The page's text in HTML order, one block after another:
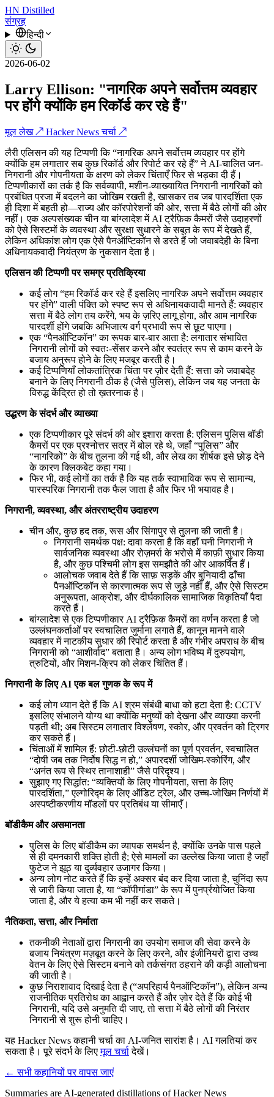
HN Distilled
संग्रह
हिन्दी
2026-06-02
Larry Ellison: "नागरिक अपने सर्वोत्तम व्यवहार
पर होंगे क्योंकि हम रिकॉर्ड कर रहे हैं"
मूल लेख ↗ Hacker News चर्चा ↗
लैरी एलिसन की यह टिप्पणी कि “नागरिक अपने सर्वोत्तम व्यवहार पर होंगे
क्योंकि हम लगातार सब कुछ रिकॉर्ड और रिपोर्ट कर रहे हैं” ने AI-चालित जन-
निगरानी और गोपनीयता के क्षरण को लेकर चिंताएँ फिर से भड़का दी हैं।
टिप्पणीकारों का तर्क है कि सर्वव्यापी, मशीन-व्याख्यायित निगरानी नागरिकों को
प्रबंधित प्रजा में बदलने का जोखिम रखती है, खासकर तब जब पारदर्शिता एक
ही दिशा में बहती हो—राज्य और कॉरपोरेशनों की ओर, सत्ता में बैठे लोगों की ओर
नहीं। एक अल्पसंख्यक चीन या बांग्लादेश में AI ट्रैफ़िक कैमरों जैसे उदाहरणों
को ऐसे सिस्टमों के व्यवस्था और सुरक्षा सुधारने के सबूत के रूप में देखते हैं,
लेकिन अधिकांश लोग एक ऐसे पैनऑप्टिकॉन से डरते हैं जो जवाबदेही के बिना
अधिनायकवादी नियंत्रण के नुकसान देता है।
एलिसन की टिप्पणी पर समग्र प्रतिक्रिया
कई लोग “हम रिकॉर्ड कर रहे हैं इसलिए नागरिक अपने सर्वोत्तम व्यवहार
पर होंगे” वाली पंक्ति को स्पष्ट रूप से अधिनायकवादी मानते हैं: व्यवहार
सत्ता में बैठे लोग तय करेंगे, भय के ज़रिए लागू होगा, और आम नागरिक
पारदर्शी होंगे जबकि अभिजात्य वर्ग प्रभावी रूप से छूट पाएगा।
एक “पैनऑप्टिकॉन” का रूपक बार-बार आता है: लगातार संभावित
निगरानी लोगों को स्वतः-सेंसर करने और स्वतंत्र रूप से काम करने के
बजाय अनुरूप होने के लिए मजबूर करती है।
कई टिप्पणियाँ लोकतांत्रिक चिंता पर ज़ोर देती हैं: सत्ता को जवाबदेह
बनाने के लिए निगरानी ठीक है (जैसे पुलिस), लेकिन जब यह जनता के
विरुद्ध केंद्रित हो तो ख़तरनाक है।
उद्धरण के संदर्भ और व्याख्या
एक टिप्पणीकार पूरे संदर्भ की ओर इशारा करता है: एलिसन पुलिस बॉडी
कैमरों पर एक प्रश्नोत्तर सत्र में बोल रहे थे, जहाँ “पुलिस” और
“नागरिकों” के बीच तुलना की गई थी, और लेख का शीर्षक इसे छोड़ देने
के कारण क्लिकबेट कहा गया।
फिर भी, कई लोगों का तर्क है कि यह तर्क स्वाभाविक रूप से सामान्य,
पारस्परिक निगरानी तक फैल जाता है और फिर भी भयावह है।
निगरानी, व्यवस्था, और अंतरराष्ट्रीय उदाहरण
चीन और, कुछ हद तक, रूस और सिंगापुर से तुलना की जाती है।
निगरानी समर्थक पक्ष: दावा करता है कि वहाँ घनी निगरानी ने
सार्वजनिक व्यवस्था और रोज़मर्रा के भरोसे में काफ़ी सुधार किया
है, और कुछ पश्चिमी लोग इस समझौते की ओर आकर्षित हैं।
आलोचक जवाब देते हैं कि साफ़ सड़कें और बुनियादी ढाँचा
पैनऑप्टिकॉन से कारणात्मक रूप से जुड़े नहीं हैं, और ऐसे सिस्टम
अनुरूपता, आक्रोश, और दीर्घकालिक सामाजिक विकृतियाँ पैदा
करते हैं।
बांग्लादेश से एक टिप्पणीकार AI ट्रैफ़िक कैमरों का वर्णन करता है जो
उल्लंघनकर्ताओं पर स्वचालित जुर्माना लगाते हैं, कानून मानने वाले
व्यवहार में नाटकीय सुधार की रिपोर्ट करता है और गंभीर अपराध के बीच
निगरानी को “आशीर्वाद” बताता है। अन्य लोग भविष्य में दुरुपयोग,
त्रुटियों, और मिशन-क्रिप को लेकर चिंतित हैं।
निगरानी के लिए AI एक बल गुणक के रूप में
कई लोग ध्यान देते हैं कि AI श्रम संबंधी बाधा को हटा देता है: CCTV
इसलिए संभालने योग्य था क्योंकि मनुष्यों को देखना और व्याख्या करनी
पड़ती थी; अब सिस्टम लगातार विश्लेषण, स्कोर, और प्रवर्तन को ट्रिगर
कर सकते हैं।
चिंताओं में शामिल हैं: छोटी-छोटी उल्लंघनों का पूर्ण प्रवर्तन, स्वचालित
“दोषी जब तक निर्दोष सिद्ध न हो,” अपारदर्शी जोखिम-स्कोरिंग, और
“अनंत रूप से स्थिर तानाशाही” जैसे परिदृश्य।
सुझाए गए सिद्धांत: “व्यक्तियों के लिए गोपनीयता, सत्ता के लिए
पारदर्शिता,” एल्गोरिद्म के लिए ऑडिट ट्रेल, और उच्च-जोखिम निर्णयों में
अस्पष्टीकरणीय मॉडलों पर प्रतिबंध या सीमाएँ।
बॉडीकैम और असमानता
पुलिस के लिए बॉडीकैम का व्यापक समर्थन है, क्योंकि उनके पास पहले
से ही दमनकारी शक्ति होती है; ऐसे मामलों का उल्लेख किया जाता है जहाँ
फुटेज ने झूठ या दुर्व्यवहार उजागर किया।
अन्य लोग नोट करते हैं कि इन्हें अक्सर बंद कर दिया जाता है, चुनिंदा रूप
से जारी किया जाता है, या “कॉपीगांडा” के रूप में पुनर्प्रयोजित किया
जाता है, और ये हत्या कम भी नहीं कर सकते।
नैतिकता, सत्ता, और निर्माता
तकनीकी नेताओं द्वारा निगरानी का उपयोग समाज की सेवा करने के
बजाय नियंत्रण मज़बूत करने के लिए करने, और इंजीनियरों द्वारा उच्च
वेतन के लिए ऐसे सिस्टम बनाने को तर्कसंगत ठहराने की कड़ी आलोचना
की जाती है।
कुछ निराशावाद दिखाई देता है (“अपरिहार्य पैनऑप्टिकॉन”), लेकिन अन्य
राजनीतिक प्रतिरोध का आह्वान करते हैं और ज़ोर देते हैं कि कोई भी
निगरानी, यदि उसे अनुमति दी जाए, तो सत्ता में बैठे लोगों की निरंतर
निगरानी से शुरू होनी चाहिए।
यह Hacker News कहानी चर्चा का AI-जनित सारांश है। AI गलतियां कर
सकता है। पूरे संदर्भ के लिएमूल चर्चादेखें।
← सभी कहानियों पर वापस जाएं
Summaries are AI-generated distillations of Hacker News